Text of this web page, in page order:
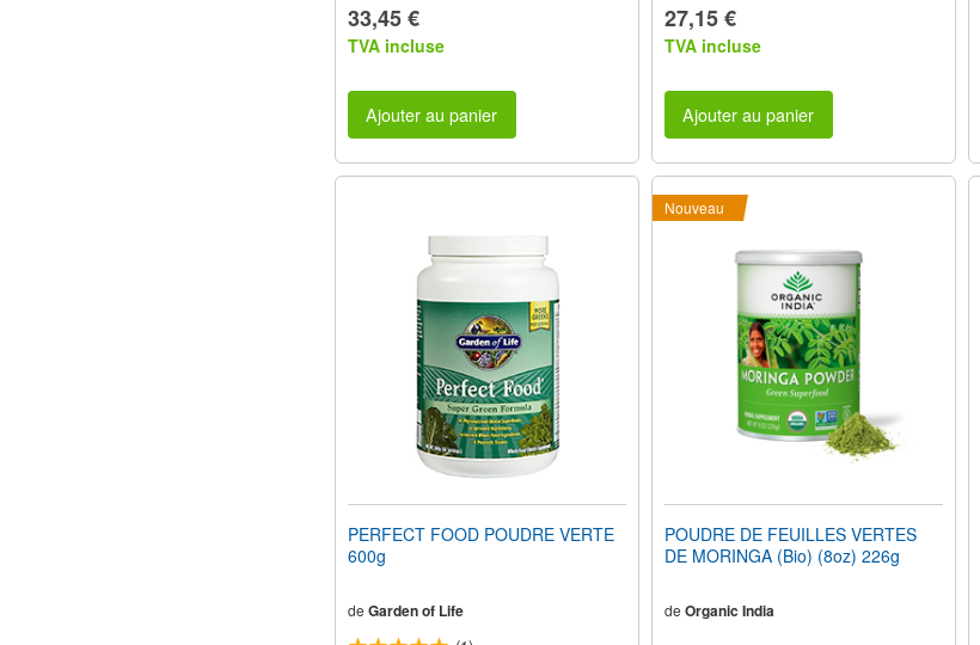
33,45 €
TVA incluse
Ajouter au panier
27,15 €
TVA incluse
Ajouter au panier
PERFECT FOOD POUDRE VERTE
600g
de Garden of Life
Nouveau
POUDRE DE FEUILLES VERTES
DE MORINGA (Bio) (8oz) 226g
de Organic India